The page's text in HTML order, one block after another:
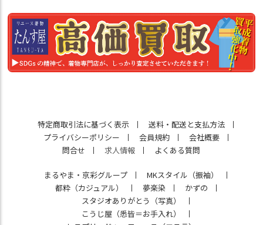
特定商取引法に基づく表示
送料・配送と支払方法
プライバシーポリシー
会員規約
会社概要
問合せ
求人情報 よくある質問
まるやま・京彩グループ
MKスタイル（振袖）
都粋（カジュアル）
夢楽染
かずの
スタジオありがとう（写真）
こうじ屋（悉皆＝お手入れ）